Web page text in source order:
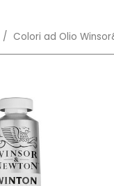
Colori ad Olio